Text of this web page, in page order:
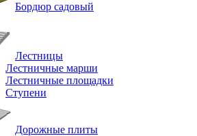
Бордюр садовый
Лестницы
Лестничные марши
Лестничные площадки
Ступени
Дорожные плиты